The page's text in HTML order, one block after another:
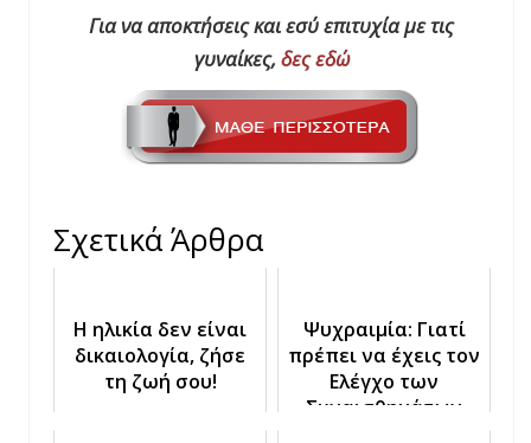
Για να αποκτήσεις και εσύ επιτυχία με τις
γυναίκες, δες εδώ
Σχετικά Άρθρα
Η ηλικία δεν είναι
δικαιολογία, ζήσε
τη ζωή σου!
Ψυχραιμία: Γιατί
πρέπει να έχεις τον
Ελέγχο των
Συναισθημάτων